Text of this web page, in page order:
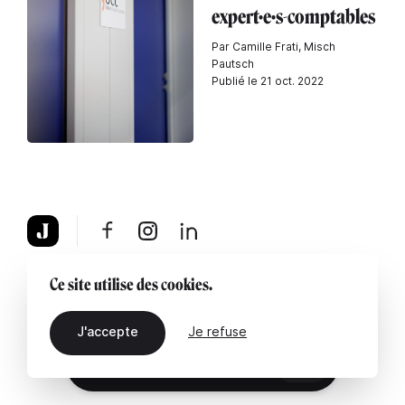
expert·e·s-comptables
Par Camille Frati, Misch
Pautsch
Publié le 21 oct. 2022
À propos Mentions légales Contactez-nous
Ce site utilise des cookies.
J'accepte Je refuse